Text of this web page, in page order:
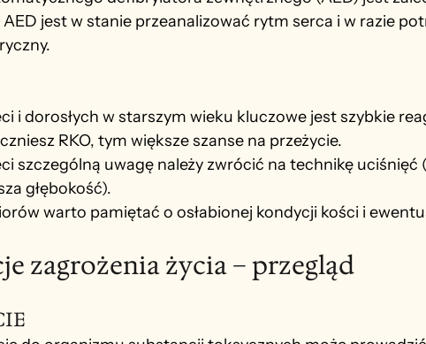
jest w stanie przeanalizować rytm serca i w razie
i dorosłych w starszym wieku kluczowe jest szybkie
RKO, tym większe szanse na przeżycie.
szczególną uwagę należy zwrócić na technikę uciśnięć
głębokość).
warto pamiętać o osłabionej kondycji kości i
zagrożenia życia – przegląd